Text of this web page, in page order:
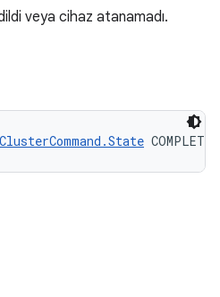
veya cihaz atanamadı.
ClusterCommand.State COMPLETED